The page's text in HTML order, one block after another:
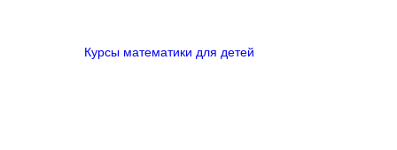
Курсы математики для детей